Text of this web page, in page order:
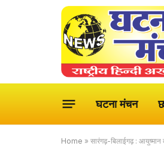
घटना मंचन
Home » सारंगढ़-बिलाईगढ़ : आयुष्मान